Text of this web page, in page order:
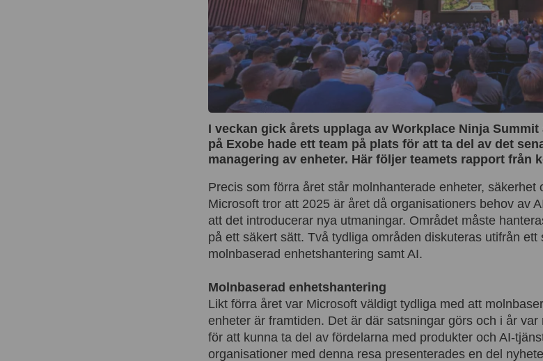
I veckan gick årets upplaga av Workplace Ninja
på Exobe hade ett team på plats för att ta del av det
managering av enheter. Här följer teamets rapport från
Precis som förra året står molnhanterade enheter, säkerhet
Microsoft tror att 2025 är året då organisationers behov av
att det introducerar nya utmaningar. Området måste
på ett säkert sätt. Två tydliga områden diskuteras utifrån ett
molnbaserad enhetshantering samt AI.
Molnbaserad enhetshantering
Likt förra året var Microsoft väldigt tydliga med att
enheter är framtiden. Det är där satsningar görs och i år
för att kunna ta del av fördelarna med produkter och AI-
organisationer med denna resa presenterades en del